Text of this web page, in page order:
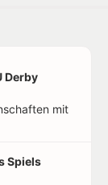
Derby
mit
Spiels